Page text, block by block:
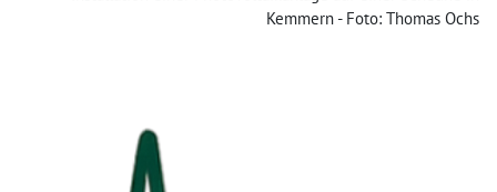
Kemmern - Foto: Thomas Ochs